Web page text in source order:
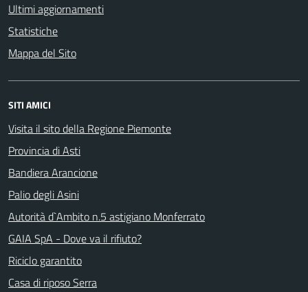
Ultimi aggiornamenti
Statistiche
Mappa del Sito
SITI AMICI
Visita il sito della Regione Piemonte
Provincia di Asti
Bandiera Arancione
Palio degli Asini
Autorità d`Ambito n.5 astigiano Monferrato
GAIA SpA - Dove va il rifiuto?
Riciclo garantito
Casa di riposo Serra